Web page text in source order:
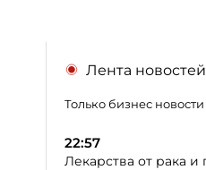
Лента новостей
Только бизнес новости
22:57
Лекарства от рака и